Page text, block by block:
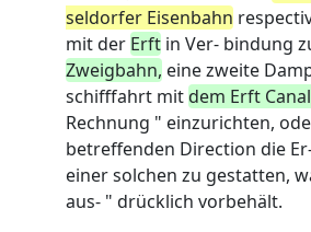
seldorfer Eisenbahn
mit der Erft in Ver- bindung
Zweigbahn, eine zweite
schifffahrt mitdem Erft
Rechnung " einzurichten,
betreffenden Direction die
einer solchen zu gestatten,
aus- " drücklich vorbehält.